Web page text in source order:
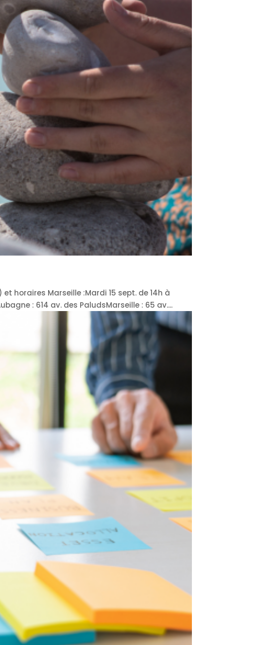
horaires Marseille :Mardi 15 sept. de 14h à
: 614 av. des PaludsMarseille : 65 av....